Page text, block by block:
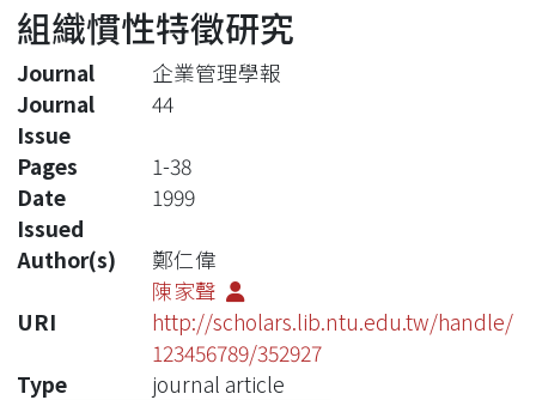
Statistics
組織慣性特徵研究
Journal
企業管理學報
Journal
Issue
44
Pages
1-38
Date
Issued
1999
Author(s)
鄭仁偉
陳家聲
URI
http://scholars.lib.ntu.edu.tw/handle/
123456789/352927
Type
journal article